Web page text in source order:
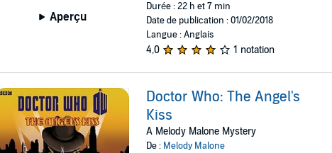
Aperçu
Durée : 22 h et 7 min
Date de publication : 01/02/2018
Langue : Anglais
4,0 1 notation
Doctor Who: The Angel's
Kiss
A Melody Malone Mystery
De : Melody Malone